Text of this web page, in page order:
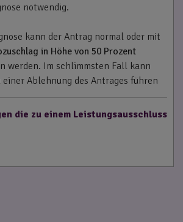
notwendig.
kann der Antrag normal oder mit
in Höhe von 50 Prozent
werden. Im schlimmsten Fall kann
einer Ablehnung des Antrages führen
die zu einem Leistungsausschluss